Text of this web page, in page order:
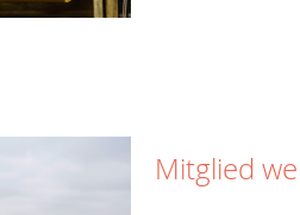
Mitglied